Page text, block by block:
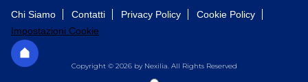
Chi Siamo Contatti Privacy Policy
Cookie Policy
Impostazioni Cookie
Copyright © 2026 by Nexilia. All Rights Reserved